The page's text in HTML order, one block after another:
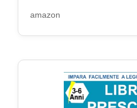
amazon